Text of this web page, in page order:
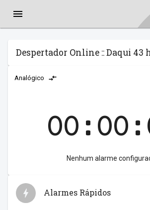
Despertador Online :: Daqui 43
Analógico
Nenhum alarme
Alarmes Rápidos